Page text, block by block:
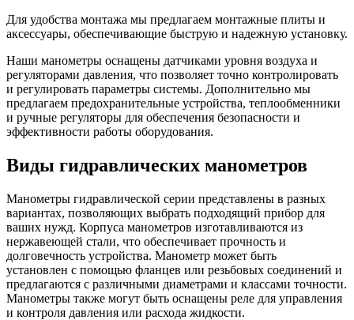
Для удобства монтажа мы предлагаем монтажные плиты и
аксессуары, обеспечивающие быструю и надежную установку.
Наши манометры оснащены датчиками уровня воздуха и
регуляторами давления, что позволяет точно контролировать
и регулировать параметры системы. Дополнительно мы
предлагаем предохранительные устройства, теплообменники
и ручные регуляторы для обеспечения безопасности и
эффективности работы оборудования.
Виды гидравлических манометров
Манометры гидравлической серии представлены в разных
вариантах, позволяющих выбрать подходящий прибор для
ваших нужд. Корпуса манометров изготавливаются из
нержавеющей стали, что обеспечивает прочность и
долговечность устройства. Манометр может быть
установлен с помощью фланцев или резьбовых соединений и
предлагаются с различными диаметрами и классами точности.
Манометры также могут быть оснащены реле для управления
и контроля давления или расхода жидкости.